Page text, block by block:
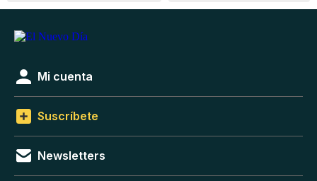
Mi cuenta
Suscríbete
Newsletters